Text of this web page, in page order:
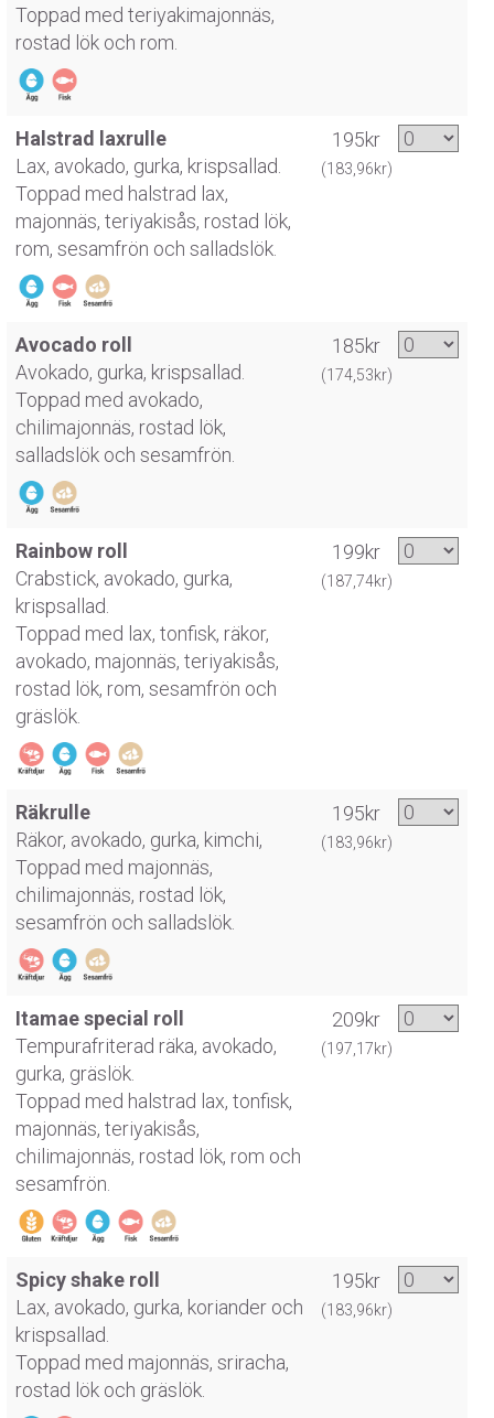
Toppad med teriyakimajonnäs,
rostad lök och rom.
Halstrad laxrulle
Lax, avokado, gurka, krispsallad.
Toppad med halstrad lax,
majonnäs, teriyakisås, rostad lök,
rom, sesamfrön och salladslök.
195kr
(183,96kr)
Avocado roll
Avokado, gurka, krispsallad.
Toppad med avokado,
chilimajonnäs, rostad lök,
salladslök och sesamfrön.
185kr
(174,53kr)
Rainbow roll
Crabstick, avokado, gurka,
krispsallad.
Toppad med lax, tonfisk, räkor,
avokado, majonnäs, teriyakisås,
rostad lök, rom, sesamfrön och
gräslök.
199kr
(187,74kr)
Räkrulle
Räkor, avokado, gurka, kimchi,
Toppad med majonnäs,
chilimajonnäs, rostad lök,
sesamfrön och salladslök.
195kr
(183,96kr)
Itamae special roll
Tempurafriterad räka, avokado,
gurka, gräslök.
Toppad med halstrad lax, tonfisk,
majonnäs, teriyakisås,
chilimajonnäs, rostad lök, rom och
sesamfrön.
209kr
(197,17kr)
Spicy shake roll
Lax, avokado, gurka, koriander och
krispsallad.
Toppad med majonnäs, sriracha,
rostad lök och gräslök.
195kr
(183,96kr)